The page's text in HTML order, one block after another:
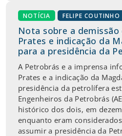
NOTÍCIA FELIPE COUTINHO
Nota sobre a demissão
Prates e indicação da
para a presidência da
A Petrobrás e a imprensa
Prates e a indicação da
presidência da petrolífera
Engenheiros da Petrobrás
histórico dos dois, em
enquanto eram
assumir a presidência da